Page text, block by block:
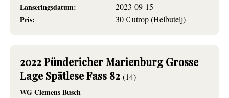
Lanseringsdatum:
2023-09-15
Pris:
30 € utrop (Helbutelj)
2022 Pündericher Marienburg Grosse
Lage Spätlese Fass 82 (14)
WG Clemens Busch